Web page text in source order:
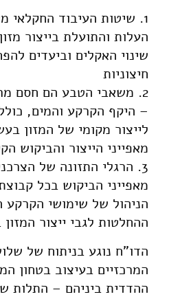
1. שיטות העיבוד
העלות והתועלת בייצור
שינוי האקלים וביעדים
חיצוניות
2. משאבי הטבע הם חסם
– היקף הקרקע והמים,
לייצור מקומי של המזון
מאפייני הייצור והביקוש
3. הרגלי התזונה של
מאפייני הביקוש בכל
הניהול של שימושי הקרקע
ההחלטות לגבי ייצור
הדו"ח נוגע בניתוח של
המרכזיים בעיצוב בטחון
ההדדית ביניהם – התלות